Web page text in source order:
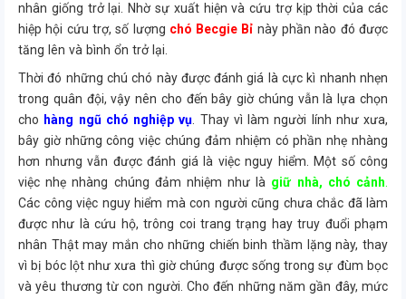
nhân giống trở lại. Nhờ sự xuất hiện và cứu trợ kịp thời của các
hiệp hội cứu trợ, số lượng chó Becgie Bỉ này phần nào đó được
tăng lên và bình ổn trở lại.
Thời đó những chú chó này được đánh giá là cực kì nhanh nhẹn
trong quân đội, vậy nên cho đến bây giờ chúng vẫn là lựa chọn
cho hàng ngũ chó nghiệp vụ . Thay vì làm người lính như xưa,
bây giờ những công việc chúng đảm nhiệm có phần nhẹ nhàng
hơn nhưng vẫn được đánh giá là việc nguy hiểm. Một số công
việc nhẹ nhàng chúng đảm nhiệm như là giữ nhà, chó cảnh
Các công việc nguy hiểm mà con người cũng chưa chắc đã làm
được như là cứu hộ, trông coi trang trạng hay truy đuổi phạm
nhân Thật may mắn cho những chiến binh thầm lặng này, thay
vì bị bóc lột như xưa thì giờ chúng được sống trong sự đùm bọc
và yêu thương từ con người. Cho đến những năm gần đây, mức